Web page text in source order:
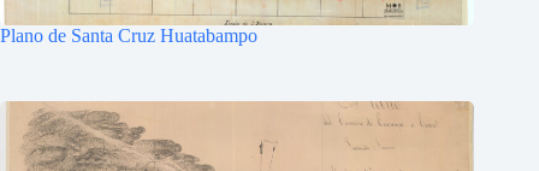
Plano de Santa Cruz Huatabampo